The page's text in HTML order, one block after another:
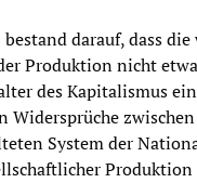
bestand darauf, dass
Produktion nicht
des Kapitalismus
Widersprüche
System der